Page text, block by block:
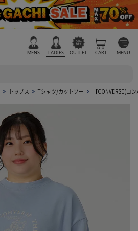
MENS LADIES OUTLET CART MENU
トップス Tシャツ/カットソー 【CONVERSE(コ